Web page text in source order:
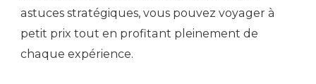
astuces stratégiques, vous pouvez voyager à
petit prix tout en profitant pleinement de
chaque expérience.